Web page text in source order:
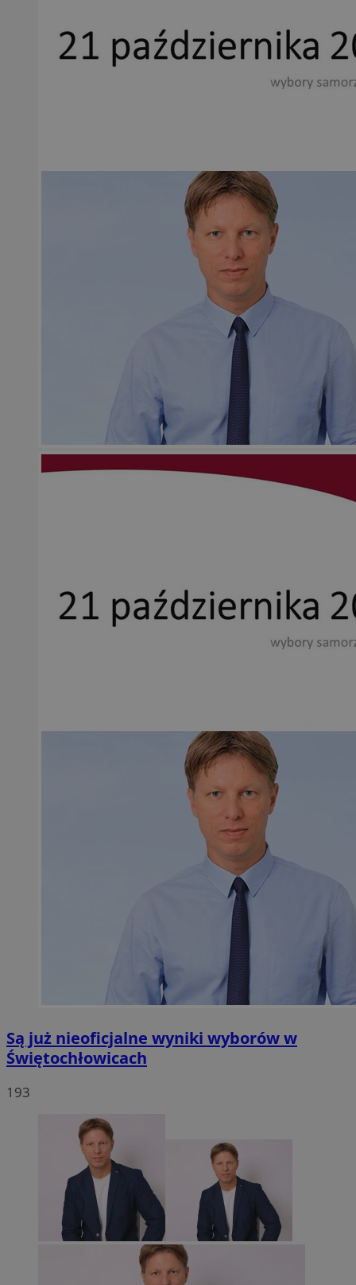
Są już nieoficjalne wyniki wyborów w
Świętochłowicach
193